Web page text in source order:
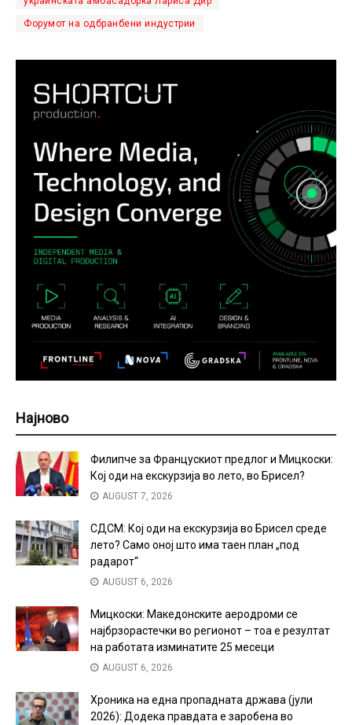
Форумот на одбранбени индустрии
Најново
Филипче за Францускиот предлог и Мицкоски:
Кој оди на екскурзија во лето, во Брисел?
AUGUST 7, 2026
СДСМ: Кој оди на екскурзија во Брисел среде
лето? Само оној што има таен план „под
радарот“
AUGUST 6, 2026
Мицкоски: Македонските аеродроми се
најбрзорастечки во регионот – тоа е резултат
на работата изминатите 25 месеци
AUGUST 6, 2026
Хроника на една пропадната држава (јули
2026): Додека правдата е заробена во